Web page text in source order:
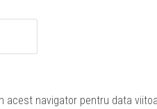
acest navigator pentru data